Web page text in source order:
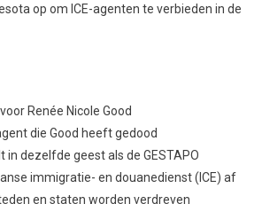
op om ICE-agenten te verbieden in de
Renée Nicole Good
die Good heeft gedood
in dezelfde geest als de GESTAPO
immigratie- en douanedienst (ICE) af
en staten worden verdreven